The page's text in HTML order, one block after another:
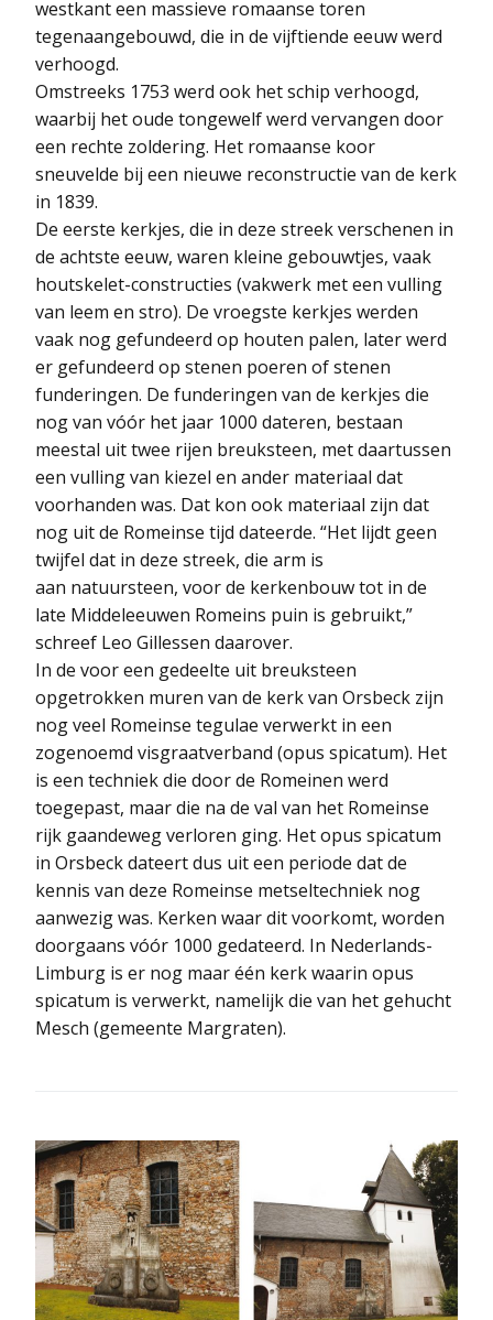
westkant een massieve romaanse toren
tegenaangebouwd, die in de vijftiende eeuw werd
verhoogd.
Omstreeks 1753 werd ook het schip verhoogd,
waarbij het oude tongewelf werd vervangen door
een rechte zoldering. Het romaanse koor
sneuvelde bij een nieuwe reconstructie van de kerk
in 1839.
De eerste kerkjes, die in deze streek verschenen in
de achtste eeuw, waren kleine gebouwtjes, vaak
houtskelet-constructies (vakwerk met een vulling
van leem en stro). De vroegste kerkjes werden
vaak nog gefundeerd op houten palen, later werd
er gefundeerd op stenen poeren of stenen
funderingen. De funderingen van de kerkjes die
nog van vóór het jaar 1000 dateren, bestaan
meestal uit twee rijen breuksteen, met daartussen
een vulling van kiezel en ander materiaal dat
voorhanden was. Dat kon ook materiaal zijn dat
nog uit de Romeinse tijd dateerde. “Het lijdt geen
twijfel dat in deze streek, die arm is
aan natuursteen, voor de kerkenbouw tot in de
late Middeleeuwen Romeins puin is gebruikt,”
schreef Leo Gillessen daarover.
In de voor een gedeelte uit breuksteen
opgetrokken muren van de kerk van Orsbeck zijn
nog veel Romeinse tegulae verwerkt in een
zogenoemd visgraatverband (opus spicatum). Het
is een techniek die door de Romeinen werd
toegepast, maar die na de val van het Romeinse
rijk gaandeweg verloren ging. Het opus spicatum
in Orsbeck dateert dus uit een periode dat de
kennis van deze Romeinse metseltechniek nog
aanwezig was. Kerken waar dit voorkomt, worden
doorgaans vóór 1000 gedateerd. In Nederlands-
Limburg is er nog maar één kerk waarin opus
spicatum is verwerkt, namelijk die van het gehucht
Mesch (gemeente Margraten).